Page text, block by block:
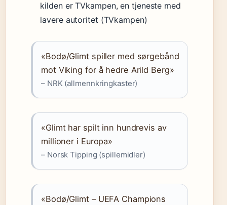
kilden er TVkampen, en tjeneste med
lavere autoritet (TVkampen)
«Bodø/Glimt spiller med sørgebånd
mot Viking for å hedre Arild Berg»
– NRK (allmennkringkaster)
«Glimt har spilt inn hundrevis av
millioner i Europa»
– Norsk Tipping (spillemidler)
«Bodø/Glimt – UEFA Champions